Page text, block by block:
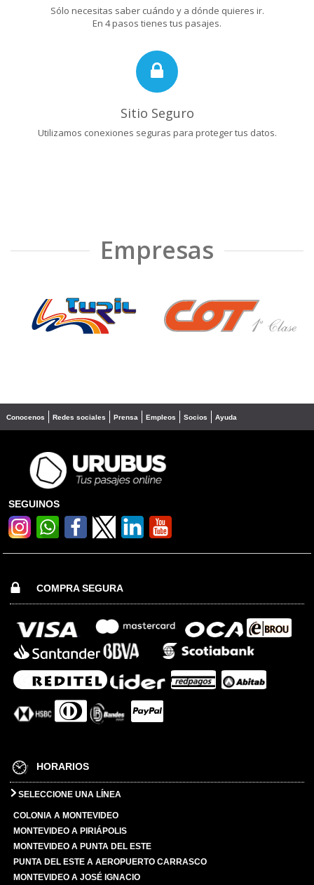
Sólo necesitas saber cuándo y a dónde quieres ir.
En 4 pasos tienes tus pasajes.
Sitio Seguro
Utilizamos conexiones seguras para proteger tus datos.
Empresas
❮ ❯
Conocenos Redes sociales Prensa Empleos Socios Ayuda
SEGUINOS
COMPRA SEGURA
HORARIOS
SELECCIONE UNA LÍNEA
COLONIA A MONTEVIDEO
MONTEVIDEO A PIRIÁPOLIS
MONTEVIDEO A PUNTA DEL ESTE
PUNTA DEL ESTE A AEROPUERTO CARRASCO
MONTEVIDEO A JOSÉ IGNACIO